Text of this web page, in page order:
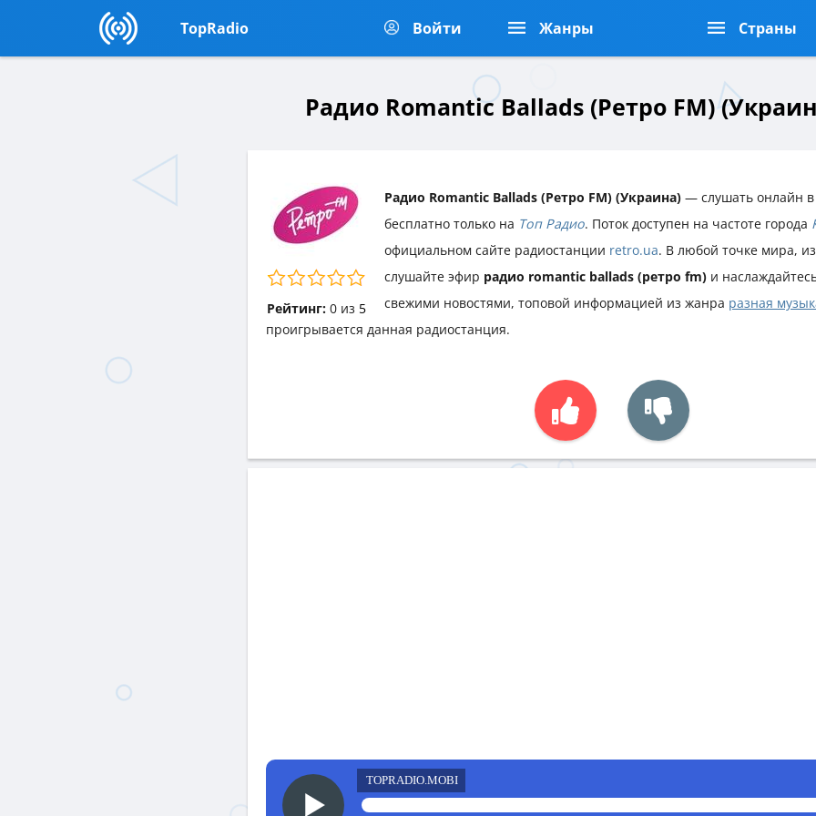
TopRadio Войти Жанры Страны
Радио Romantic Ballads (Ретро FM)
Рейтинг: 0из 5
Радио Romantic Ballads (Ретро FM) (Украина) — слушать онлайн
бесплатно только на Топ Радио. Поток доступен на частоте города
официальном сайте радиостанции retro.ua. В любой точке мира,
слушайте эфир радио romantic ballads (ретро fm) и
свежими новостями, топовой информацией из жанра разная
проигрывается данная радиостанция.
TOPRADIO.MOBI